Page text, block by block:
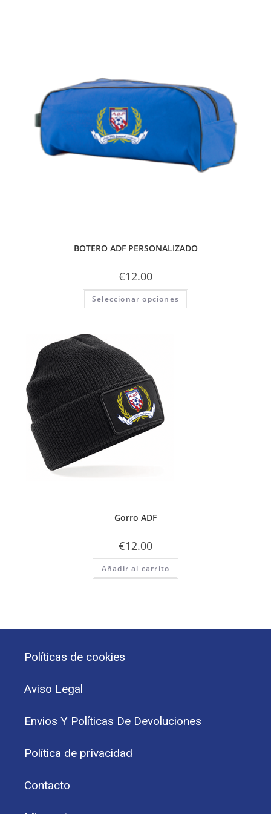
BOTERO ADF PERSONALIZADO
€12.00
Seleccionar opciones
Gorro ADF
€12.00
Añadir al carrito
Políticas de cookies
Aviso Legal
Envios Y Políticas De Devoluciones
Política de privacidad
Contacto